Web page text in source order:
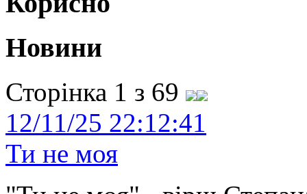
Новини
Сторінка 1 з 69
12/11/25 22:12:41
Ти не моя